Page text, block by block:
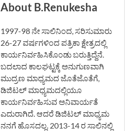
About B.Renukesha
1997-98 ನೇ ಸಾಲಿನಿಂದ, ಸರಿಸುಮಾರು
26-27 ವರ್ಷಗಳಿಂದ ಪತ್ರಿಕಾ ಕ್ಷೇತ್ರದಲ್ಲಿ
ಕಾರ್ಯನಿರ್ವಹಿಸಿಕೊಂಡು ಬರುತ್ತಿದ್ದೆನೆ.
ಬದಲಾದ ಕಾಲಘಟ್ಟಕ್ಕೆ ಅನುಗುಣವಾಗಿ
ಮುದ್ರಣ ಮಾಧ್ಯಮದ ಜೊತೆಜೊತೆಗೆ,
ಡಿಜಿಟಲ್ ಮಾಧ್ಯಮದಲ್ಲಿಯೂ
ಕಾರ್ಯನಿರ್ವಹಿಸುವ ಅನಿವಾರ್ಯತೆ
ಎದುರಾಗಿದೆ. ಆದರೆ ಡಿಜಿಟಲ್ ಮಾಧ್ಯಮ
ನನಗೆ ಹೊಸದಲ್ಲ. 2013-14 ರ ಸಾಲಿನಲ್ಲಿ